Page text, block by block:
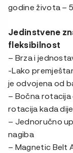
godine života –
Jedinstvene
fleksibilnost
– Brza i
-Lako
je odvojena od
– Bočna
rotacija kada
– Jednoručno
nagiba
– Magnetic Belt